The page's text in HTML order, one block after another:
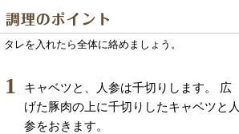
タレを入れたら全体に絡めましょう。
1
キャベツと、人参は千切りします。 広
げた豚肉の上に千切りしたキャベツと人
参をおきます。